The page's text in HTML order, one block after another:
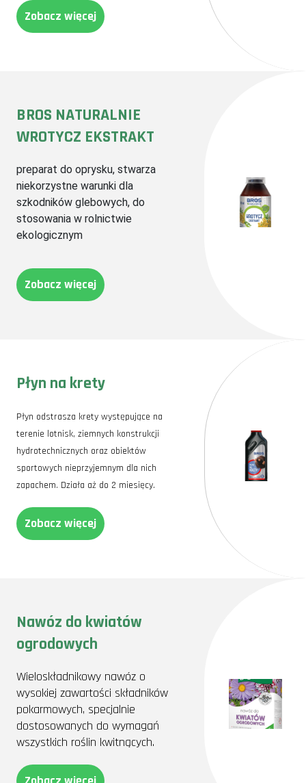
Zobacz więcej
BROS NATURALNIE
WROTYCZ EKSTRAKT
preparat do oprysku, stwarza
niekorzystne warunki dla
szkodników glebowych, do
stosowania w rolnictwie
ekologicznym
Zobacz więcej
Płyn na krety
Płyn odstrasza krety występujące na
terenie lotnisk, ziemnych konstrukcji
hydrotechnicznych oraz obiektów
sportowych nieprzyjemnym dla nich
zapachem. Działa aż do 2 miesięcy.
Zobacz więcej
Nawóz do kwiatów
ogrodowych
Wieloskładnikowy nawóz o
wysokiej zawartości składników
pokarmowych, specjalnie
dostosowanych do wymagań
wszystkich roślin kwitnących.